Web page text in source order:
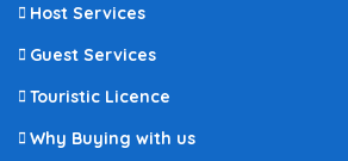
Host Services
Guest Services
Touristic Licence
Why Buying with us